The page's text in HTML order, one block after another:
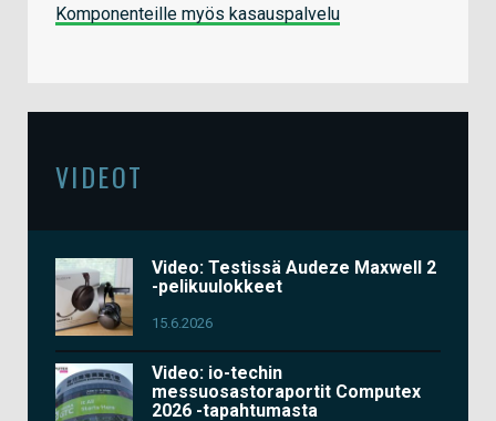
Komponenteille myös kasauspalvelu
VIDEOT
Video: Testissä Audeze Maxwell 2
-pelikuulokkeet
15.6.2026
Video: io-techin
messuosastoraportit Computex
2026 -tapahtumasta